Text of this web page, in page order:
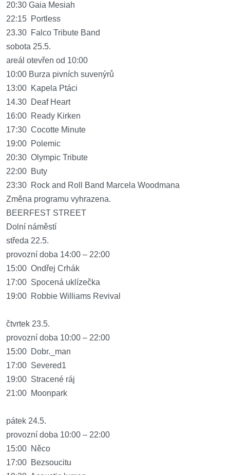
20:30 Gaia Mesiah
22:15 Portless
23.30 Falco Tribute Band
sobota 25.5.
areál otevřen od 10:00
10:00 Burza pivních suvenýrů
13:00 Kapela Ptáci
14.30 Deaf Heart
16:00 Ready Kirken
17:30 Cocotte Minute
19:00 Polemic
20:30 Olympic Tribute
22:00 Buty
23:30 Rock and Roll Band Marcela Woodmana
Změna programu vyhrazena.
BEERFEST STREET
Dolní náměstí
středa 22.5.
provozní doba 14:00 – 22:00
15:00 Ondřej Crhák
17:00 Spocená uklízečka
19:00 Robbie Williams Revival
čtvrtek 23.5.
provozní doba 10:00 – 22:00
15:00 Dobr._man
17:00 Severed1
19:00 Stracené ráj
21:00 Moonpark
pátek 24.5.
provozní doba 10:00 – 22:00
15:00 Něco
17:00 Bezsoucitu